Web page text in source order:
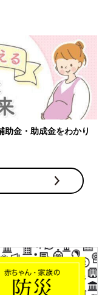
金・助成金をわかり